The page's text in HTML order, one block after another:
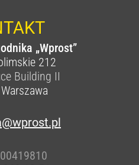
„Wprost”
212
Building II
Warszawa